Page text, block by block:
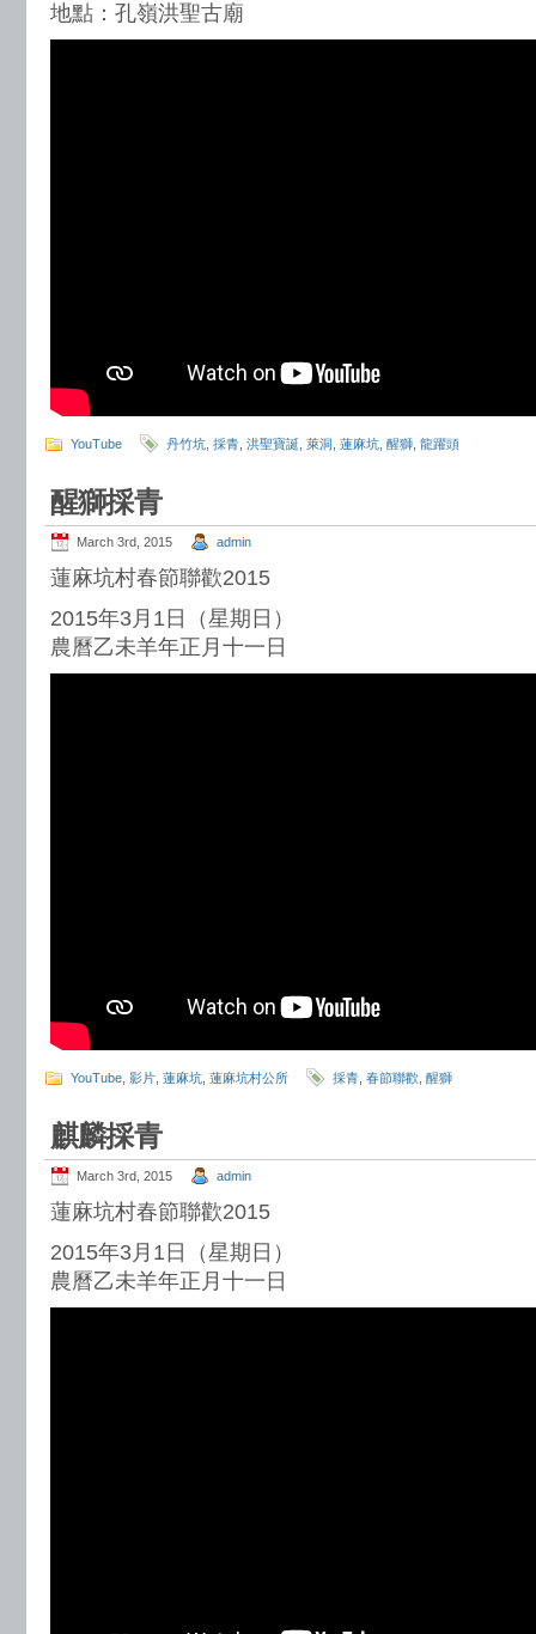
地點：孔嶺洪聖古廟
YouTube 丹竹坑 採青 洪聖寶誕 萊洞 蓮麻坑 醒獅 龍躍頭
醒獅採青
March 3rd, 2015 admin
蓮麻坑村春節聯歡2015
2015年3月1日（星期日）
農曆乙未羊年正月十一日
YouTube 影片 蓮麻坑 蓮麻坑村公所 採青 春節聯歡 醒獅
麒麟採青
March 3rd, 2015 admin
蓮麻坑村春節聯歡2015
2015年3月1日（星期日）
農曆乙未羊年正月十一日